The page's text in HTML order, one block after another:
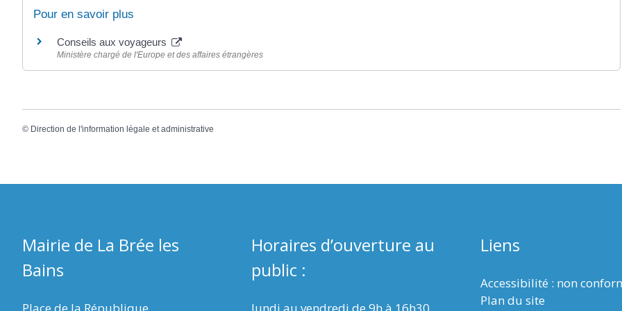
Pour en savoir plus
Conseils aux voyageurs
Ministère chargé de l'Europe et des affaires étrangères
© Direction de l'information légale et administrative
Mairie de La Brée les
Bains
Place de la République
Horaires d’ouverture au
public :
lundi au vendredi de 9h à 16h30
Liens
Accessibilité : non
Plan du site